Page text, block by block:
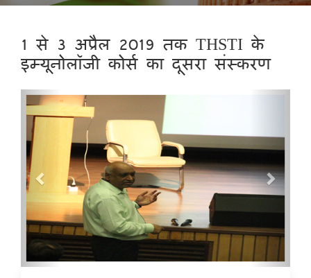
1 से 3 अप्रैल 2019 तक THSTI के
इम्यूनोलॉजी कोर्स का दूसरा संस्करण
Previous